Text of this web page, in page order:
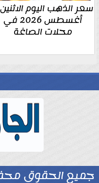
أغسطس 2026 في
محلات الصاغة
جميع الحقوق